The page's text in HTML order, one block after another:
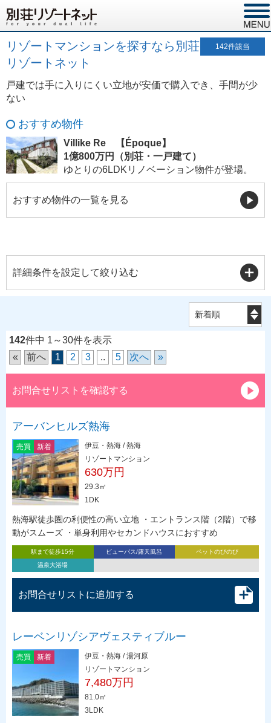
リゾートマンションを探すなら別荘
リゾートネット
142件該当
戸建では手に入りにくい立地が安価で購入でき、手間が少
ない
おすすめ物件
Villike Re 【Époque】
1億800万円（別荘・一戸建て）
ゆとりの6LDKリノベーション物件が登場。
おすすめ物件の一覧を見る
詳細条件を設定して絞り込む
142件中 1～30件を表示
«
前へ 1 2 3 .. 5 次へ »
お問合せリストを確認する
アーバンヒルズ熱海
売買 新着
伊豆・熱海 / 熱海
リゾートマンション
630万円
29.3㎡
1DK
熱海駅徒歩圏の利便性の高い立地 ・エントランス階（2階）で移
動がスムーズ ・単身利用やセカンドハウスにおすすめ
駅まで徒歩15分 ビューバス/露天風呂
ペットのびのび
温泉大浴場
お問合せリストに追加する
レーベンリゾシアヴェスティブルー
売買 新着
伊豆・熱海 / 湯河原
リゾートマンション
7,480万円
81.0㎡
3LDK